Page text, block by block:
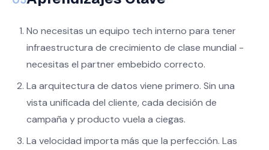
No necesitas un equipo tech interno para tener
infraestructura de crecimiento de clase mundial -
necesitas el partner embebido correcto.
La arquitectura de datos viene primero. Sin una
vista unificada del cliente, cada decisión de
campaña y producto vuela a ciegas.
La velocidad importa más que la perfección. Las